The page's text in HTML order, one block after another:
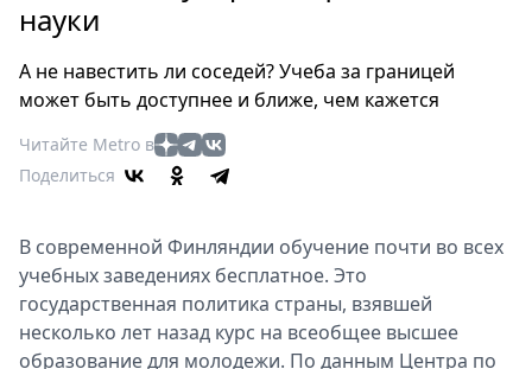
Мир
Здоровье
Еда
Туризм
Театр
Кино
Афиша
Книги
науки
А не навестить ли соседей? Учеба за границей
может быть доступнее и ближе, чем кажется
Читайте Metro в
Поделиться
В современной Финляндии обучение почти во всех
учебных заведениях бесплатное. Это
государственная политика страны, взявшей
несколько лет назад курс на всеобщее высшее
образование для молодежи. По данным Центра по